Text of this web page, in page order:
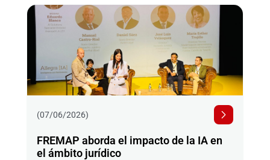
(07/06/2026)
FREMAP aborda el impacto de la IA en
el ámbito jurídico